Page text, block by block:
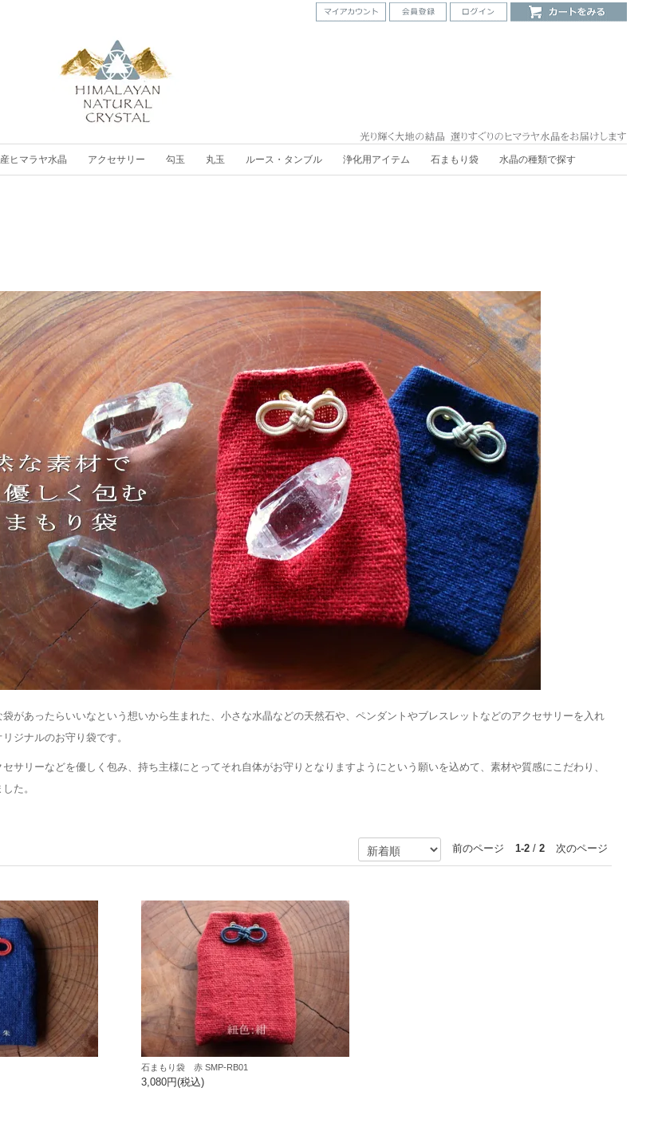
ヒマラヤ水晶 アクセサリー 勾玉 丸玉 ルース・タンブル 浄化用アイテム 石まもり袋 水晶の種類で探す
があったらいいなという想いから生まれた、小さな水晶などの天然石や、ペンダントやブレスレットなどのアクセサリーを入れ
ジナルのお守り袋です。
サリーなどを優しく包み、持ち主様にとってそれ自体がお守りとなりますようにという願いを込めて、素材や質感にこだわり、
た。
前のページ 1-2/2 次のページ
石まもり袋 赤 SMP-RB01
3,080円(税込)